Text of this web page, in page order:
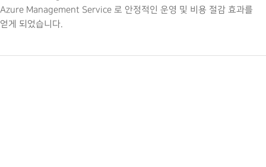
Azure Management Service 로 안정적인 운영 및 비용 절감 효과를
얻게 되었습니다.